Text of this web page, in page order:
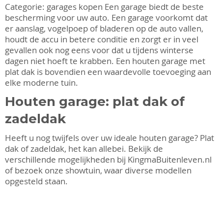
Categorie: garages kopen Een garage biedt de beste
bescherming voor uw auto. Een garage voorkomt dat
er aanslag, vogelpoep of bladeren op de auto vallen,
houdt de accu in betere conditie en zorgt er in veel
gevallen ook nog eens voor dat u tijdens winterse
dagen niet hoeft te krabben. Een houten garage met
plat dak is bovendien een waardevolle toevoeging aan
elke moderne tuin.
Houten garage: plat dak of
zadeldak
Heeft u nog twijfels over uw ideale houten garage? Plat
dak of zadeldak, het kan allebei. Bekijk de
verschillende mogelijkheden bij KingmaBuitenleven.nl
of bezoek onze showtuin, waar diverse modellen
opgesteld staan.